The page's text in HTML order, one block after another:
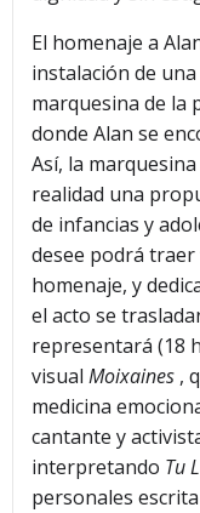
El homenaje a
instalación de
marquesina de la
donde Alan se
Así, la
realidad una
de infancias y
desee podrá
homenaje, y
el acto se
representará (18
visual Moixaines ,
medicina
cantante y
interpretando Tu
personales